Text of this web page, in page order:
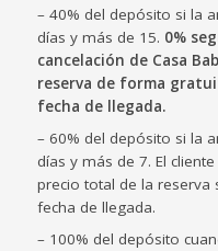
– 40% del depósito si la
días y más de 15. 0%
cancelación de Casa
reserva de forma
fecha de llegada.
– 60% del depósito si la
días y más de 7. El
precio total de la reserva
fecha de llegada.
– 100% del depósito